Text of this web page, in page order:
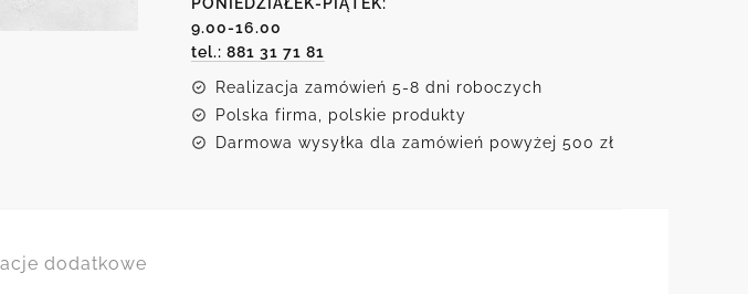
Bulterier
9.00-16.00
tel.: 881 31 71 81
Realizacja zamówień 5-8 dni roboczych
Polska firma, polskie produkty
Darmowa wysyłka dla zamówień powyżej 500 zł
dodatkowe